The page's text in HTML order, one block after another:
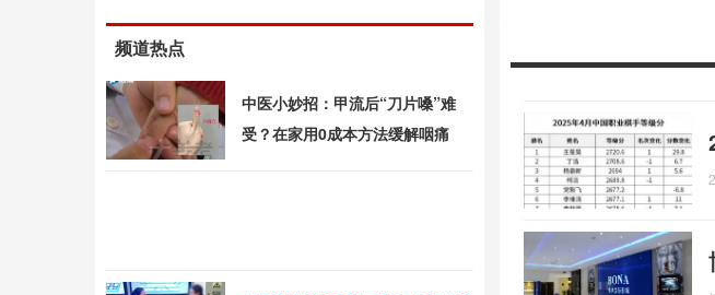
频道热点
中医小妙招：甲流后“刀片嗓”难
受？在家用0成本方法缓解咽痛